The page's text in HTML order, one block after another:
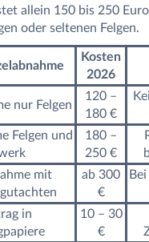
allein 150 bis 250
oder seltenen Felgen.
Kosten
2026
nur Felgen
120 –
180 €
Felgen und
180 –
250 €
mit
ab 300
€
in
10 – 30
€